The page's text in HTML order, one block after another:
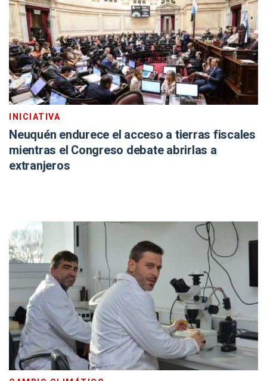
INICIATIVA
Neuquén endurece el acceso a tierras fiscales
mientras el Congreso debate abrirlas a
extranjeros